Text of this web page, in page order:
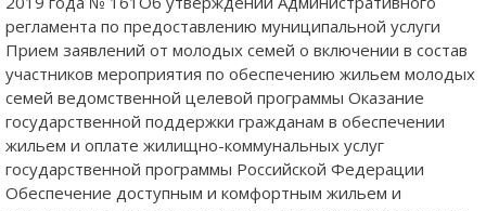
регламента по предоставлению муниципальной услуги
Прием заявлений от молодых семей о включении в состав
участников мероприятия по обеспечению жильем молодых
семей ведомственной целевой программы Оказание
государственной поддержки гражданам в обеспечении
жильем и оплате жилищно-коммунальных услуг
государственной программы Российской Федерации
Обеспечение доступным и комфортным жильем и